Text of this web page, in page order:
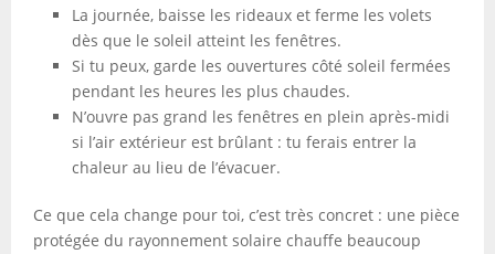
La journée, baisse les rideaux et ferme les volets
dès que le soleil atteint les fenêtres.
Si tu peux, garde les ouvertures côté soleil fermées
pendant les heures les plus chaudes.
N’ouvre pas grand les fenêtres en plein après-midi
si l’air extérieur est brûlant : tu ferais entrer la
chaleur au lieu de l’évacuer.
Ce que cela change pour toi, c’est très concret : une pièce
protégée du rayonnement solaire chauffe beaucoup